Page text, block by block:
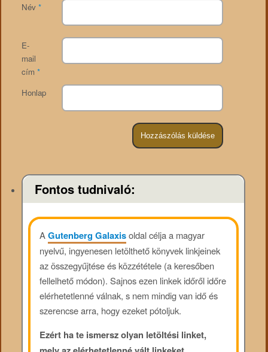
Név *
E-
mail
cím *
Honlap
Fontos tudnivaló:
AGutenberg Galaxisoldal célja a magyar
nyelvű, ingyenesen letölthető könyvek linkjeinek
az összegyűjtése és közzététele (a keresőben
fellelhető módon). Sajnos ezen linkek időről időre
elérhetetlenné válnak, s nem mindig van idő és
szerencse arra, hogy ezeket pótoljuk.
Ezért ha te ismersz olyan letöltési linket,